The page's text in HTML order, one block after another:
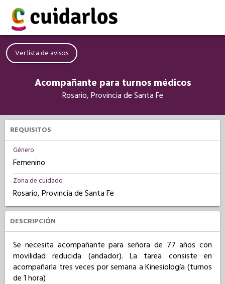
Ver lista de avisos
Acompañante para turnos médicos
Rosario, Provincia de Santa Fe
REQUISITOS
Género
Femenino
Zona de cuidado
Rosario, Provincia de Santa Fe
DESCRIPCIÓN
Se necesita acompañante para señora de 77 años con
movilidad reducida (andador). La tarea consiste en
acompañarla tres veces por semana a Kinesiología (turnos
de 1 hora)